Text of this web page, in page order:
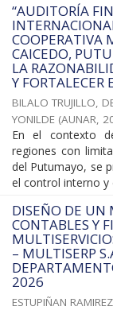
“AUDITORÍA
COOPERATIVA
CAICEDO,
LA
Y FORTALECER
BILALO TRUJILLO,
YONILDE (AUNAR,
En el contexto
regiones con
del Putumayo, se
el control interno y
DISEÑO DE UN
CONTABLES Y
– MULTISERP
2026
ESTUPIÑAN